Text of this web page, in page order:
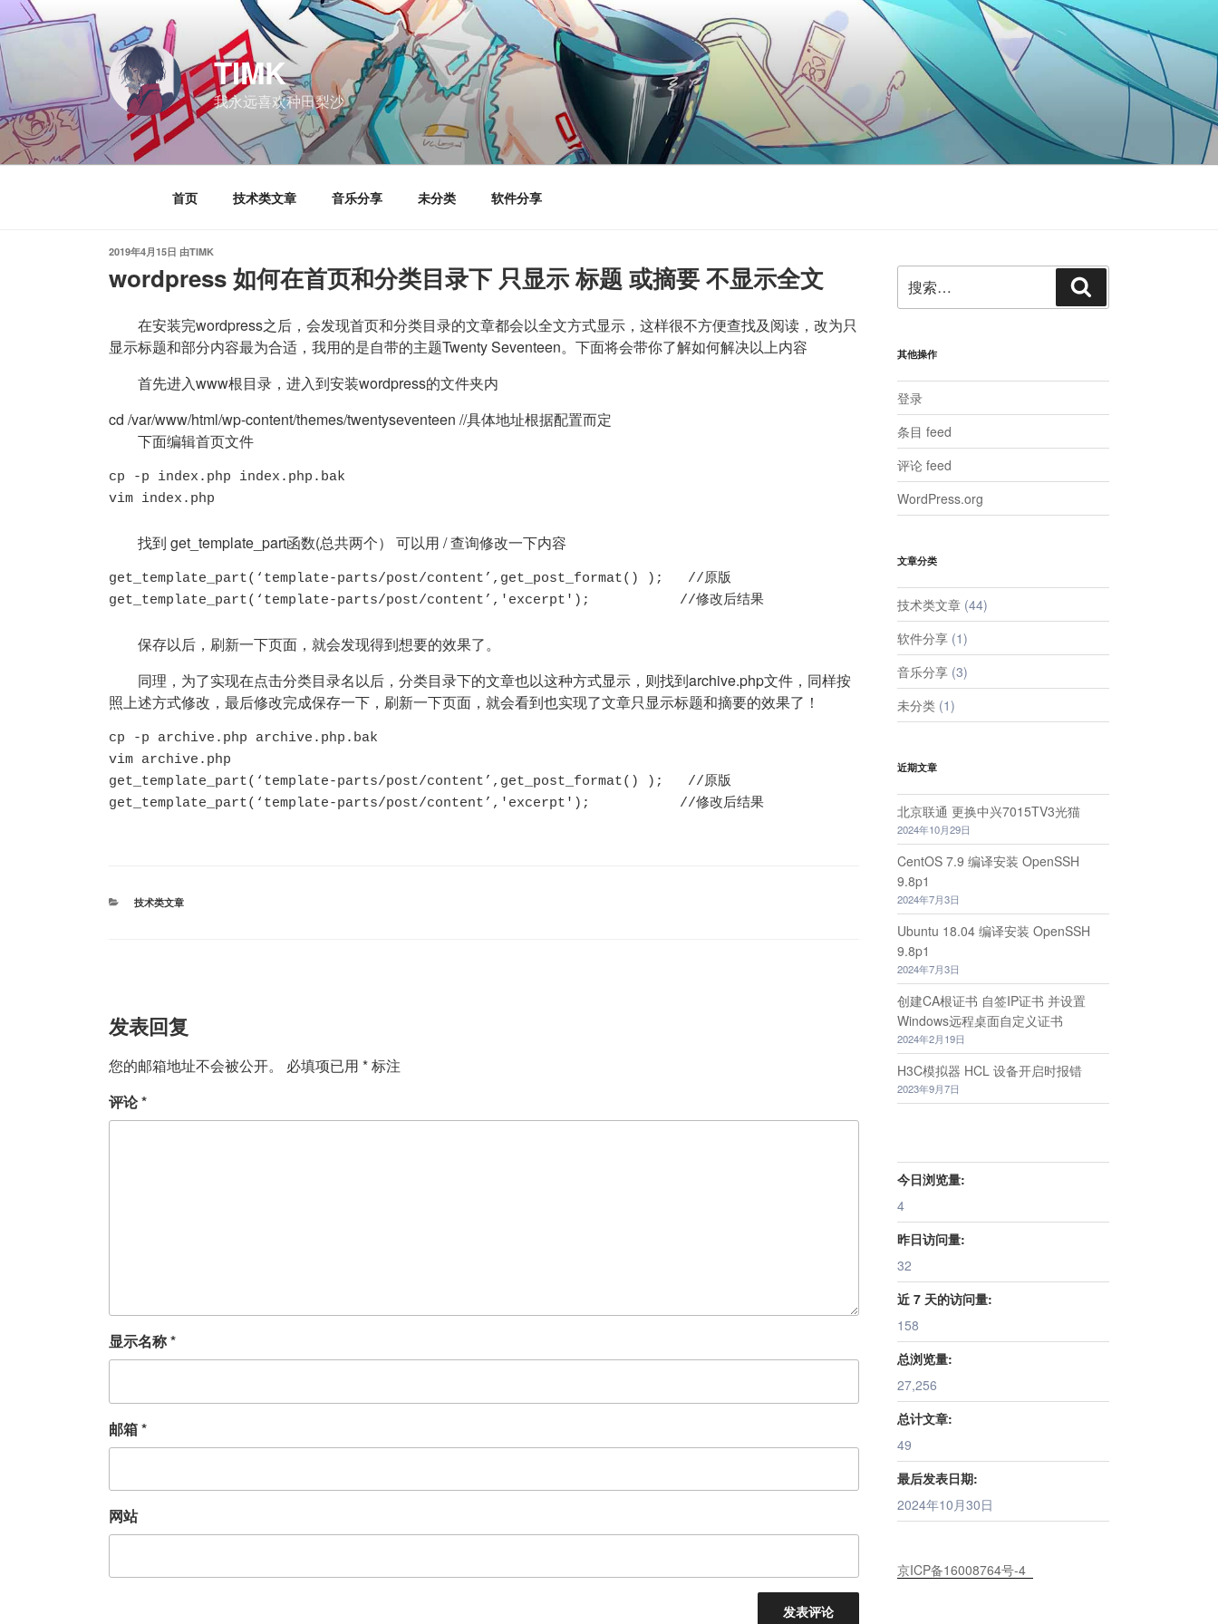
至
内
容
TIMK
我永远喜欢种田梨沙
首页 技术类文章 音乐分享 未分类 软件分享
发
于
2019年4月15日 由TIMK
wordpress 如何在首页和分类目录下 只显示 标题 或摘要 不显示全文
在安装完wordpress之后，会发现首页和分类目录的文章都会以全文方式显示，这样很不方便查找及阅读，改为只
显示标题和部分内容最为合适，我用的是自带的主题Twenty Seventeen。下面将会带你了解如何解决以上内容
首先进入www根目录，进入到安装wordpress的文件夹内
cd /var/www/html/wp-content/themes/twentyseventeen //具体地址根据配置而定
下面编辑首页文件
cp -p index.php index.php.bak
vim index.php
找到 get_template_part函数(总共两个） 可以用 / 查询修改一下内容
get_template_part(‘template-parts/post/content’,get_post_format() );   //原版
get_template_part(‘template-parts/post/content’,'excerpt');           //修改后结果
保存以后，刷新一下页面，就会发现得到想要的效果了。
同理，为了实现在点击分类目录名以后，分类目录下的文章也以这种方式显示，则找到archive.php文件，同样按
照上述方式修改，最后修改完成保存一下，刷新一下页面，就会看到也实现了文章只显示标题和摘要的效果了！
cp -p archive.php archive.php.bak
vim archive.php
get_template_part(‘template-parts/post/content’,get_post_format() );   //原版
get_template_part(‘template-parts/post/content’,'excerpt');           //修改后结果
分
技术类文章
发表回复
您的邮箱地址不会被公开。 必填项已用 *标注
评论*
显示名称*
邮箱*
网站
索：
索
其他操作
登录
条目 feed
评论 feed
WordPress.org
文章分类
技术类文章 (44)
软件分享 (1)
音乐分享 (3)
未分类 (1)
近期文章
北京联通 更换中兴7015TV3光猫
2024年10月29日
CentOS 7.9 编译安装 OpenSSH
9.8p1
2024年7月3日
Ubuntu 18.04 编译安装 OpenSSH
9.8p1
2024年7月3日
创建CA根证书 自签IP证书 并设置
Windows远程桌面自定义证书
2024年2月19日
H3C模拟器 HCL 设备开启时报错
2023年9月7日
今日浏览量:
4
昨日访问量:
32
近 7 天的访问量:
158
总浏览量:
27,256
总计文章:
49
最后发表日期:
2024年10月30日
京ICP备16008764号-4